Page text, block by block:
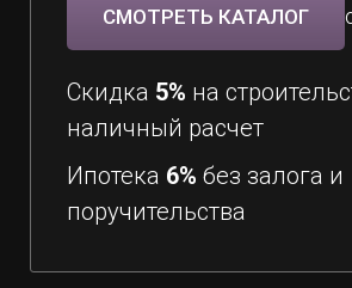
СМОТРЕТЬ КАТАЛОГ
Скидка 5% на
наличный расчет
Ипотека 6% без залога и
поручительства